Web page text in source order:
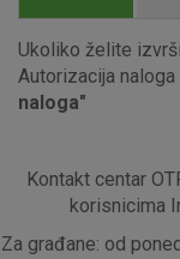
Ukoliko želite
Autorizacija
naloga"
Kontakt centar
korisnicima
Za građane: od
Detaljnije